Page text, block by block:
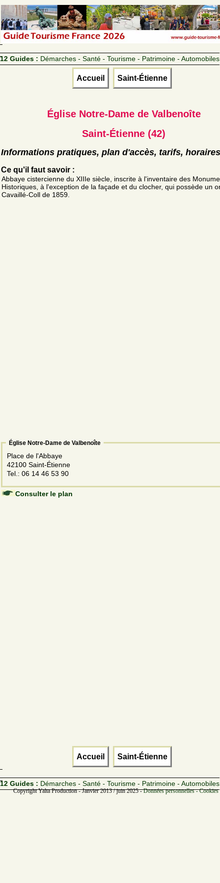
12 Guides : Démarches - Santé - Tourisme - Patrimoine - Automobiles
Accueil Saint-Étienne
Église Notre-Dame de Valbenoîte
Saint-Étienne (42)
Informations pratiques, plan d'accès, tarifs, horaires
Ce qu'il faut savoir :
Abbaye cistercienne du XIIIe siècle, inscrite à l'inventaire des
Historiques, à l'exception de la façade et du clocher, qui possède un
Cavaillé-Coll de 1859.
Église Notre-Dame de Valbenoîte
Place de l'Abbaye
42100 Saint-Étienne
Tel.: 06 14 46 53 90
Consulter le plan
Accueil Saint-Étienne
12 Guides : Démarches - Santé - Tourisme - Patrimoine - Automobiles
Copyright Yalta Production - Janvier 2013 / juin 2025 -Données personnelles -